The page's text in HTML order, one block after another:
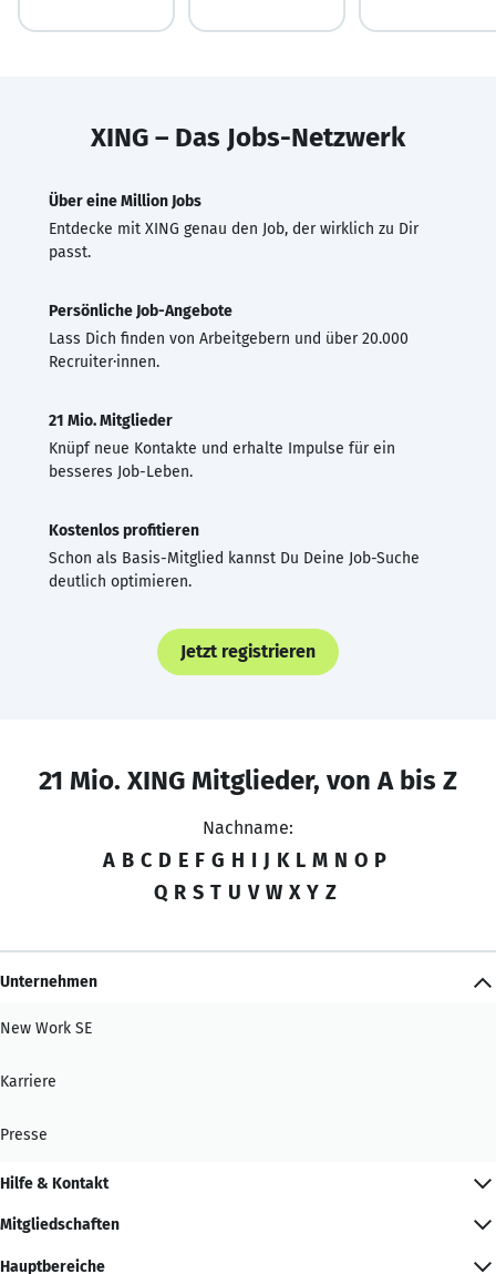
XING – Das Jobs-Netzwerk
Über eine Million Jobs
Entdecke mit XING genau den Job, der wirklich zu Dir
passt.
Persönliche Job-Angebote
Lass Dich finden von Arbeitgebern und über 20.000
Recruiter·innen.
21 Mio. Mitglieder
Knüpf neue Kontakte und erhalte Impulse für ein
besseres Job-Leben.
Kostenlos profitieren
Schon als Basis-Mitglied kannst Du Deine Job-Suche
deutlich optimieren.
Jetzt registrieren
21 Mio. XING Mitglieder, von A bis Z
Nachname:
A B C D E F G H I J K L M N O P
Q R S T U V W X Y Z
Unternehmen
New Work SE
Karriere
Presse
Hilfe & Kontakt
Mitgliedschaften
Hauptbereiche